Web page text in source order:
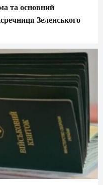
та основний
Зеленського